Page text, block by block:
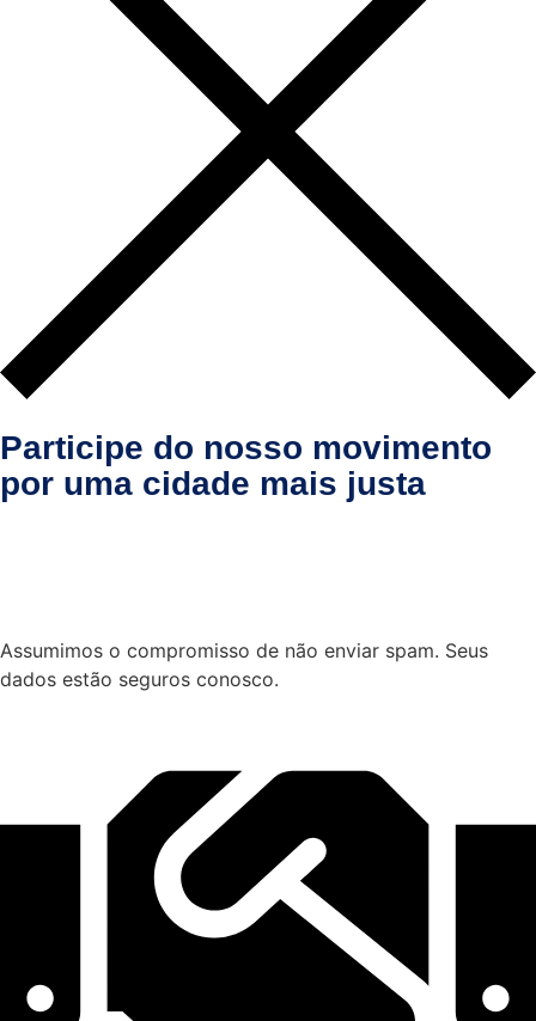
Participe do nosso movimento
por uma cidade mais justa
Assumimos o compromisso de não enviar spam. Seus
dados estão seguros conosco.